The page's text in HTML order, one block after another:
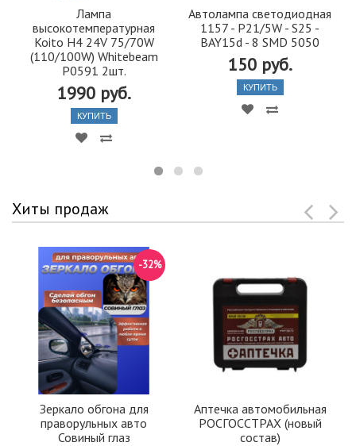
Лампа
высокотемпературная
Koito H4 24V 75/70W
(110/100W) Whitebeam
P0591 2шт.
1990 руб.
КУПИТЬ
Автолампа светодиодная
1157 - P21/5W - S25 -
BAY15d - 8 SMD 5050
150 руб.
КУПИТЬ
Хиты продаж
Зеркало обгона для
праворульных авто
Совиный глаз
-32%
Аптечка автомобильная
РОСГОССТРАХ (новый
состав)